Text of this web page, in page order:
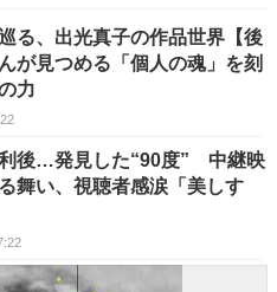
る、出光真子の作品世界【後
が見つめる「個人の魂」を刻
力
後…発見した“90度” 中継映
舞い、視聴者感涙「美しす